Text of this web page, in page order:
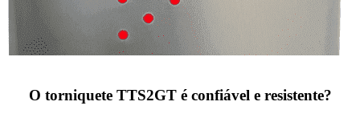
O torniquete TTS2GT é confiável e resistente?